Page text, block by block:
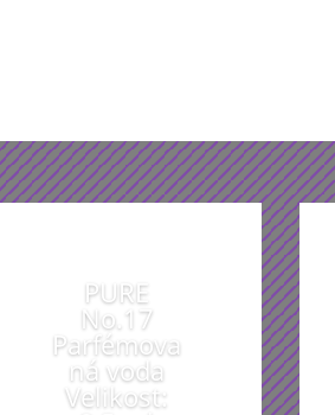
PURE
No.17
Parfémova
ná voda
Velikost: